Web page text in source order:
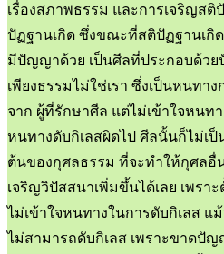
เรื่องสภาพธรรม และการเจริญสติ
ปัฏฐานเกิด ซึ่งขณะที่สติปัฏฐานเ
มีปัญญาด้วย เป็นศีลที่ประกอบด้ว
เพียงธรรมไม่ใช่เรา ซึ่งเป็นหนทา
จาก ผู้ที่รักษาศีล แต่ไม่เข้าใจหนท
หนทางดับกิเลสผิดไป ศีลนั้นก็ไม่เป็
ต้นของกุศลธรรม ที่จะทำให้กุศล
เจริญวิปัสสนาเพิ่มขึ้นได้เลย เพรา
ไม่เข้าใจหนทางในการดับกิเลส แ
ไม่สามารถดับกิเลส เพราะขาดปั